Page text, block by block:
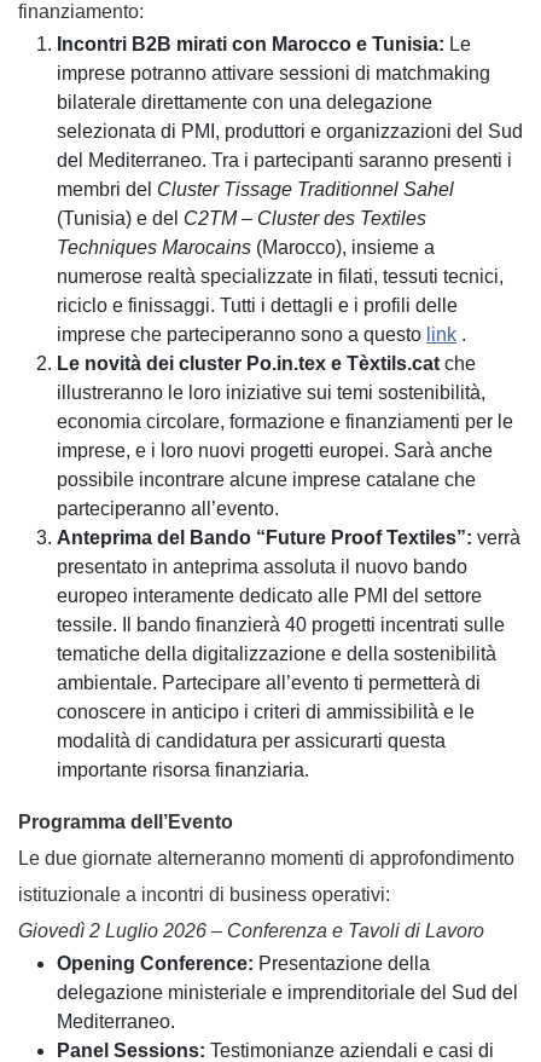
finanziamento:
Incontri B2B mirati con Marocco e Tunisia: Le
imprese potranno attivare sessioni di matchmaking
bilaterale direttamente con una delegazione
selezionata di PMI, produttori e organizzazioni del Sud
del Mediterraneo. Tra i partecipanti saranno presenti i
membri del Cluster Tissage Traditionnel Sahel
(Tunisia) e del C2TM – Cluster des Textiles
Techniques Marocains (Marocco), insieme a
numerose realtà specializzate in filati, tessuti tecnici,
riciclo e finissaggi. Tutti i dettagli e i profili delle
imprese che parteciperanno sono a questo link .
Le novità dei cluster Po.in.tex e Tèxtils.cat che
illustreranno le loro iniziative sui temi sostenibilità,
economia circolare, formazione e finanziamenti per le
imprese, e i loro nuovi progetti europei. Sarà anche
possibile incontrare alcune imprese catalane che
parteciperanno all’evento.
Anteprima del Bando “Future Proof Textiles”: verrà
presentato in anteprima assoluta il nuovo bando
europeo interamente dedicato alle PMI del settore
tessile. Il bando finanzierà 40 progetti incentrati sulle
tematiche della digitalizzazione e della sostenibilità
ambientale. Partecipare all’evento ti permetterà di
conoscere in anticipo i criteri di ammissibilità e le
modalità di candidatura per assicurarti questa
importante risorsa finanziaria.
Programma dell’Evento
Le due giornate alterneranno momenti di approfondimento
istituzionale a incontri di business operativi:
Giovedì 2 Luglio 2026 – Conferenza e Tavoli di Lavoro
Opening Conference: Presentazione della
delegazione ministeriale e imprenditoriale del Sud del
Mediterraneo.
Panel Sessions: Testimonianze aziendali e casi di